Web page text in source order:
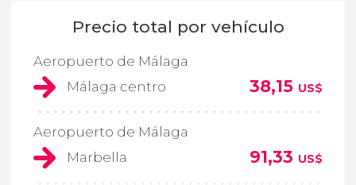
Precio total por vehículo
Aeropuerto de Málaga
Málaga centro
38,15 US$
Aeropuerto de Málaga
Marbella
91,33 US$